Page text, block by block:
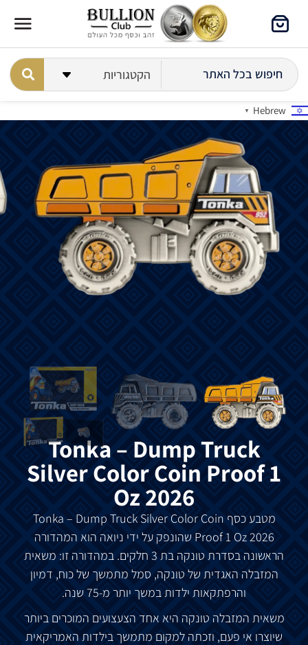
Hebrew
▼
Tonka – Dump Truck
Silver Color Coin Proof 1
Oz 2026
מטבע כסף Tonka – Dump Truck Silver Color Coin
Proof 1 Oz 2026 שהונפק על ידי ניואה הוא המהדורה
הראשונה בסדרת טונקה בת 3 חלקים. במהדורה זו: משאית
המזבלה האגדית של טונקה, סמל מתמשך של כוח, דמיון
והרפתקאות ילדות במשך יותר מ-75 שנה.
משאית המזבלה טונקה היא אחד הצעצועים המוכרים ביותר
שיוצרו אי פעם, וזכתה למקום מתמשך בילדות האמריקאית